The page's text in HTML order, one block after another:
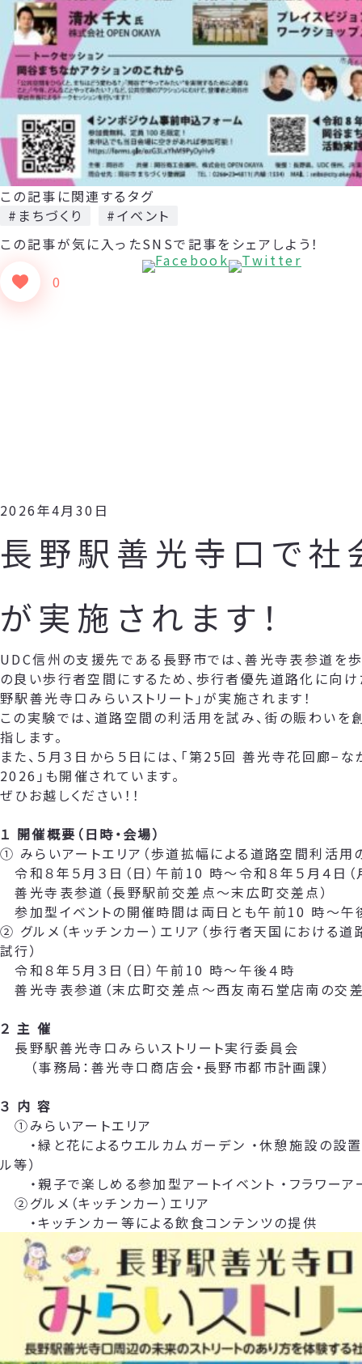
この記事に関連するタグ
#まちづくり
#イベント
この記事が気に入った
0
SNSで記事をシェアしよう！
2026年4月30日
長野駅善光寺口で社
が実施されます！
UDC信州の支援先である長野市では、善光寺表参道を歩
の良い歩行者空間にするため、歩行者優先道路化に向け
野駅善光寺口みらいストリート」が実施されます！
この実験では、道路空間の利活用を試み、街の賑わいを
指します。
また、５月３日から５日には、「第25回 善光寺花回廊−な
2026」も開催されています。
ぜひお越しください！！
１ 開催概要（日時・会場）
① みらいアートエリア（歩道拡幅による道路空間利活用
令和８年５月３日（日）午前10 時～令和８年５月４日（
善光寺表参道（長野駅前交差点～末広町交差点）
参加型イベントの開催時間は両日とも午前10 時～午
② グルメ（キッチンカー）エリア（歩行者天国における
試行）
令和８年５月３日（日）午前10 時～午後４時
善光寺表参道（末広町交差点～西友南石堂店南の交
２ 主 催
長野駅善光寺口みらいストリート実行委員会
（事務局：善光寺口商店会・長野市都市計画課）
３ 内 容
①みらいアートエリア
・緑と花によるウエルカムガーデン ・休憩施設の設置
ル等）
・親子で楽しめる参加型アートイベント ・フラワーア
②グルメ（キッチンカー）エリア
・キッチンカー等による飲食コンテンツの提供